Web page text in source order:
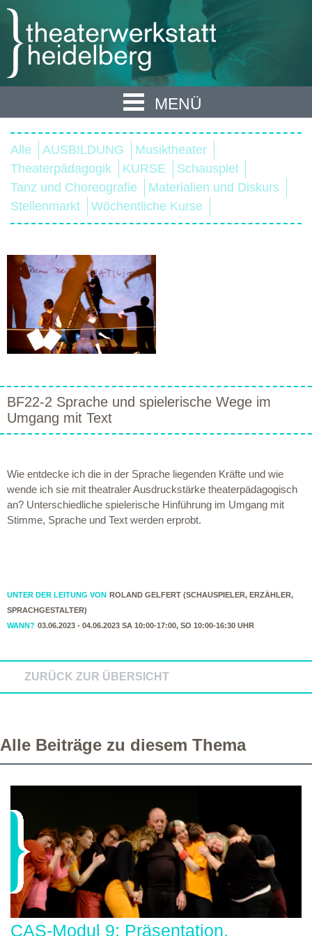
MENÜ
Alle AUSBILDUNG
Musiktheater
Theaterpädagogik
KURSE
Schauspiel
Tanz und Choreografie
Materialien und Diskurs
Stellenmarkt
Wöchentliche Kurse
BF22-2 Sprache und spielerische Wege im
Umgang mit Text
Wie entdecke ich die in der Sprache liegenden Kräfte und wie
wende ich sie mit theatraler Ausdruckstärke theaterpädagogisch
an? Unterschiedliche spielerische Hinführung im Umgang mit
Stimme, Sprache und Text werden erprobt.
UNTER DER LEITUNG VON ROLAND GELFERT (SCHAUSPIELER, ERZÄHLER,
SPRACHGESTALTER)
WANN? 03.06.2023 - 04.06.2023 SA 10:00-17:00, SO 10:00-16:30 UHR
ZURÜCK ZUR ÜBERSICHT
Alle Beiträge zu diesem Thema
CAS-Modul 9: Präsentation,